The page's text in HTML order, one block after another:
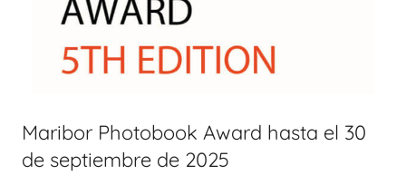
Maribor Photobook Award hasta el 30
de septiembre de 2025